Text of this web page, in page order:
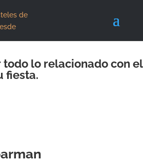
todo lo relacionado con el
fiesta.